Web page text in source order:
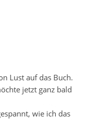
Lust auf das Buch.
jetzt ganz bald
wie ich das